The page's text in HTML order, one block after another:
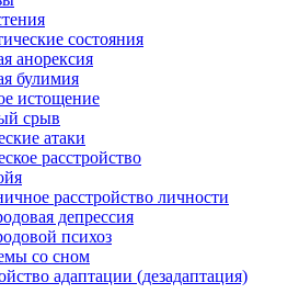
состояния
анорексия
булимия
истощение
срыв
атаки
расстройство
расстройство личности
депрессия
психоз
со сном
адаптации (дезадаптация)